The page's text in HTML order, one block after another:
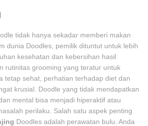
tidak hanya sekadar memberi makan
dunia Doodles, pemilik dituntut untuk lebih
kesehatan dan kebersihan hasil
rutinitas grooming yang teratur untuk
tetap sehat, perhatian terhadap diet dan
krusial. Doodle yang tidak mendapatkan
mental bisa menjadi hiperaktif atau
perilaku. Salah satu aspek penting
Doodles adalah perawatan bulu. Anda